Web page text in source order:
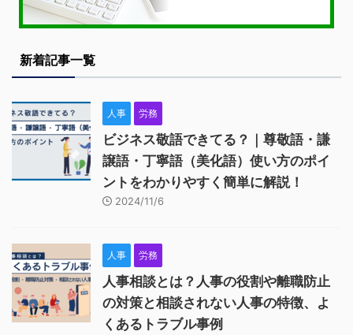
新着記事一覧
人事 労務
ビジネス敬語できてる？｜尊敬語・謙
譲語・丁寧語（美化語）使い方のポイ
ントをわかりやすく簡単に解説！
2024/11/6
人事 労務
人事相談とは？人事の役割や離職防止
の対策と相談されない人事の特徴、よ
くあるトラブル事例